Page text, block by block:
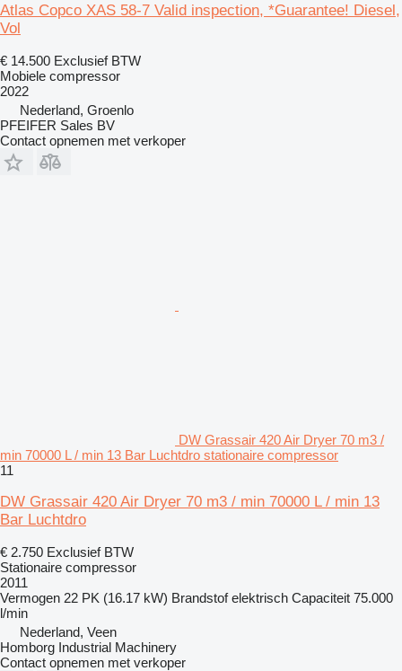
Atlas Copco XAS 58-7 Valid inspection, *Guarantee! Diesel,
Vol
€ 14.500 Exclusief BTW
Mobiele compressor
2022
Nederland, Groenlo
PFEIFER Sales BV
Contact opnemen met verkoper
DW Grassair 420 Air Dryer 70 m3 /
min 70000 L / min 13 Bar Luchtdro stationaire compressor
11
DW Grassair 420 Air Dryer 70 m3 / min 70000 L / min 13
Bar Luchtdro
€ 2.750 Exclusief BTW
Stationaire compressor
2011
Vermogen 22 PK (16.17 kW) Brandstof elektrisch Capaciteit 75.000
l/min
Nederland, Veen
Homborg Industrial Machinery
Contact opnemen met verkoper